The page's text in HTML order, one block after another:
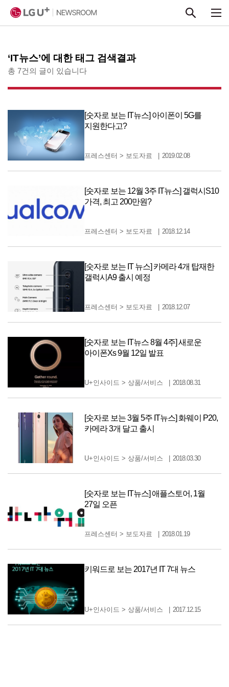
‘IT뉴스’에 대한 태그 검색결과
총 7건의 글이 있습니다
[숫자로 보는 IT뉴스] 아이폰이 5G를
지원한다고?
프레스센터 > 보도자료 2019.02.08
[숫자로 보는 12월 3주 IT뉴스] 갤럭시S10
가격, 최고 200만원?
프레스센터 > 보도자료 2018.12.14
[숫자로 보는 IT 뉴스] 카메라 4개 탑재한
갤럭시A9 출시 예정
프레스센터 > 보도자료 2018.12.07
[숫자로 보는 IT뉴스 8월 4주] 새로운
아이폰Xs 9월 12일 발표
U+인사이드 >상품/서비스 2018.08.31
[숫자로 보는 3월 5주 IT뉴스] 화웨이 P20,
카메라 3개 달고 출시
U+인사이드 >상품/서비스 2018.03.30
[숫자로 보는 IT뉴스] 애플스토어, 1월
27일 오픈
프레스센터 > 보도자료 2018.01.19
키워드로 보는 2017년 IT 7대 뉴스
U+인사이드 >상품/서비스 2017.12.15